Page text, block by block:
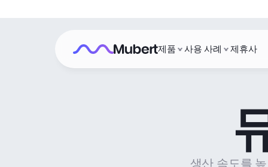
생산 속도를
제품 사용 사례 제휴사